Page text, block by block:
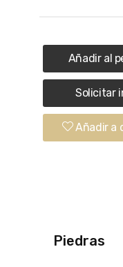
Añadir al
Solicitar
Añadir a
Piedras